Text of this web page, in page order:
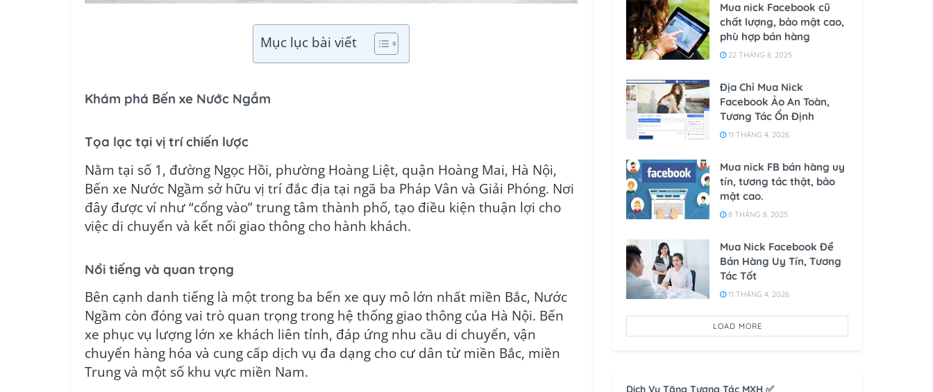
Mục lục bài viết
Khám phá Bến xe Nước Ngầm
Tọa lạc tại vị trí chiến lược
Nằm tại số 1, đường Ngọc Hồi, phường Hoàng Liệt, quận Hoàng Mai, Hà Nội,
Bến xe Nước Ngầm sở hữu vị trí đắc địa tại ngã ba Pháp Vân và Giải Phóng. Nơi
đây được ví như “cổng vào” trung tâm thành phố, tạo điều kiện thuận lợi cho
việc di chuyển và kết nối giao thông cho hành khách.
Nổi tiếng và quan trọng
Bên cạnh danh tiếng là một trong ba bến xe quy mô lớn nhất miền Bắc, Nước
Ngầm còn đóng vai trò quan trọng trong hệ thống giao thông của Hà Nội. Bến
xe phục vụ lượng lớn xe khách liên tỉnh, đáp ứng nhu cầu di chuyển, vận
chuyển hàng hóa và cung cấp dịch vụ đa dạng cho cư dân từ miền Bắc, miền
Trung và một số khu vực miền Nam.
Mua nick Facebook cũ
chất lượng, bảo mật cao,
phù hợp bán hàng
22 THÁNG 8, 2025
Địa Chỉ Mua Nick
Facebook Ảo An Toàn,
Tương Tác Ổn Định
11 THÁNG 4, 2026
Mua nick FB bán hàng uy
tín, tương tác thật, bảo
mật cao.
8 THÁNG 8, 2025
Mua Nick Facebook Để
Bán Hàng Uy Tín, Tương
Tác Tốt
11 THÁNG 4, 2026
LOAD MORE
Dịch Vụ Tăng Tương Tác MXH ✅